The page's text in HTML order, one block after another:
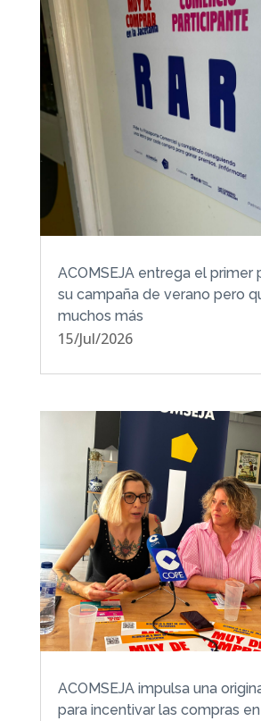
ACOMSEJA entrega el primer
su campaña de verano pero
muchos más
15/Jul/2026
ACOMSEJA impulsa una
para incentivar las compras